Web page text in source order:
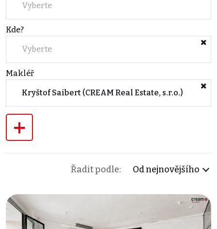
Vyberte
Kde?
Vyberte
Makléř
Kryštof Saibert (CREAM Real Estate, s.r.o.)
+
Řadit podle: Od nejnovějšího